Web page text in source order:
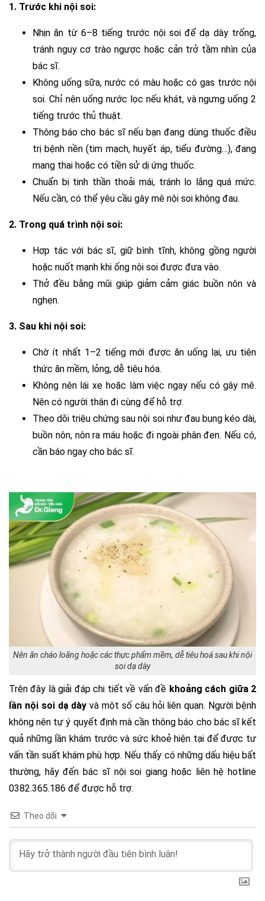
1. Trước khi nội soi:
Nhịn ăn từ 6–8 tiếng trước nội soi để dạ dày trống,
tránh nguy cơ trào ngược hoặc cản trở tầm nhìn của
bác sĩ.
Không uống sữa, nước có màu hoặc có gas trước nội
soi. Chỉ nên uống nước lọc nếu khát, và ngưng uống 2
tiếng trước thủ thuật.
Thông báo cho bác sĩ nếu bạn đang dùng thuốc điều
trị bệnh nền (tim mạch, huyết áp, tiểu đường…), đang
mang thai hoặc có tiền sử dị ứng thuốc.
Chuẩn bị tinh thần thoải mái, tránh lo lắng quá mức.
Nếu cần, có thể yêu cầu gây mê nội soi không đau.
2. Trong quá trình nội soi:
Hợp tác với bác sĩ, giữ bình tĩnh, không gồng người
hoặc nuốt mạnh khi ống nội soi được đưa vào.
Thở đều bằng mũi giúp giảm cảm giác buồn nôn và
nghẹn.
3. Sau khi nội soi:
Chờ ít nhất 1–2 tiếng mới được ăn uống lại, ưu tiên
thức ăn mềm, lỏng, dễ tiêu hóa.
Không nên lái xe hoặc làm việc ngay nếu có gây mê.
Nên có người thân đi cùng để hỗ trợ.
Theo dõi triệu chứng sau nội soi như đau bụng kéo dài,
buồn nôn, nôn ra máu hoặc đi ngoài phân đen. Nếu có,
cần báo ngay cho bác sĩ.
Nên ăn cháo loãng hoặc các thực phẩm mềm, dễ tiêu hoá sau khi nội
soi dạ dày
Trên đây là giải đáp chi tiết về vấn đề khoảng cách giữa 2
lần nội soi dạ dày và một số câu hỏi liên quan. Người bệnh
không nên tự ý quyết định mà cần thông báo cho bác sĩ kết
quả những lần khám trước và sức khoẻ hiện tại để được tư
vấn tần suất khám phù hợp. Nếu thấy có những dấu hiệu bất
thường, hãy đến bác sĩ nội soi giang hoặc liên hệ hotline
0382.365.186 để được hỗ trợ.
Theo dõi